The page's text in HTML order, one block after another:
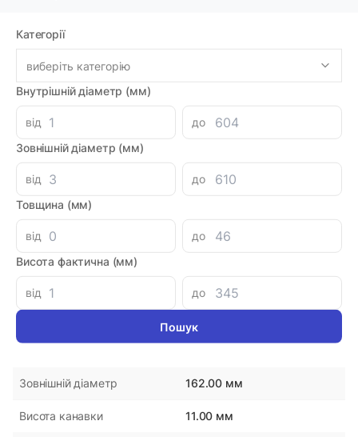
Категорії
виберіть категорію
Внутрішній діаметр (мм)
від
до
Зовнішній діаметр (мм)
від
до
Товщина (мм)
від
до
Висота фактична (мм)
від до
1187.24грн
+ В корзину
Знайшли дешевше?
1038.84 при замовленні на загальну сумму 1000 грн.
Параметри
Виробник
Зовнішній діаметр 162.00 мм
Висота канавки 11.00 мм